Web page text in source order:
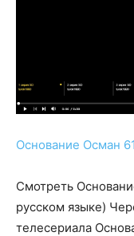
Основание Осман
Смотреть
русском языке)
телесериала